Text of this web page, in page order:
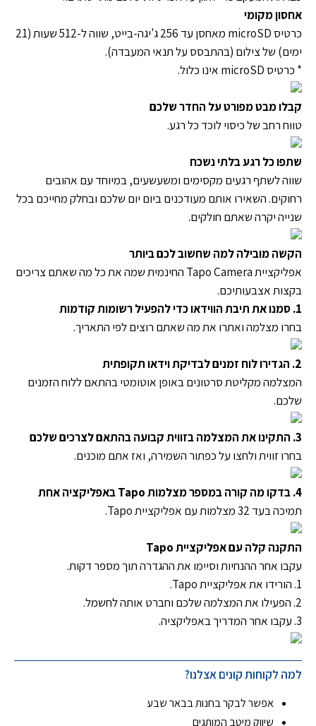
אחסון מקומי
כרטיס microSD מאחסן עד 256 ג'יגה-בייט, שווה ל-512 שעות (21
ימים) של צילום (בהתבסס על תנאי המעבדה).
* כרטיס microSD אינו כלול.
קבלו מבט מפורט על החדר שלכם
טווח רחב של כיסוי לוכד כל רגע.
שתפו כל רגע בלתי נשכח
שווה לשתף רגעים מקסימים ומשעשעים, במיוחד עם אהובים
רחוקים. השאירו אותם מעודכנים ביום יום שלכם ובחלק מחייכם בכל
שנייה יקרה שאתם חולקים.
הקשה מובילה למה שחשוב לכם ביותר
אפליקציית Tapo Camera החינמית שמה את כל מה שאתם צריכים
בקצות אצבעותיכם.
1. סמנו את תיבת הווידאו כדי להפעיל רשומות קודמות
בחרו מצלמה ואתרו את מה שאתם רוצים לפי התאריך.
2. הגדירו לוח זמנים לבדיקת וידאו תקופתית
המצלמה מקליטת סרטונים באופן אוטומטי בהתאם ללוח הזמנים
שלכם.
3. התקינו את המצלמה בזווית קבועה בהתאם לצרכים שלכם
בחרו זווית ולחצו על כפתור השמירה, ואז אתם מוכנים.
4. בדקו מה קורה במספר מצלמות Tapo באפליקציה אחת
תמיכה בעד 32 מצלמות עם אפליקציית Tapo.
התקנה קלה עם אפליקציית Tapo
עקבו אחר ההנחיות וסיימו את ההגדרה תוך מספר דקות.
1. הורידו את אפליקציית Tapo.
2. הפעילו את המצלמה שלכם וחברט אותה לחשמל.
3. עקבו אחר המדריך באפליקציה.
למה לקוחות קונים אצלנו?
אפשר לבקר בחנות בבאר שבע
שיווק מיטב המותגים